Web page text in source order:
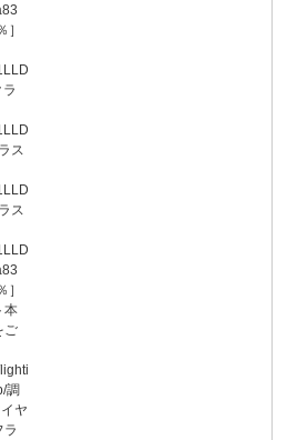
ス
ス
本
ご
調
ヤ
ラ